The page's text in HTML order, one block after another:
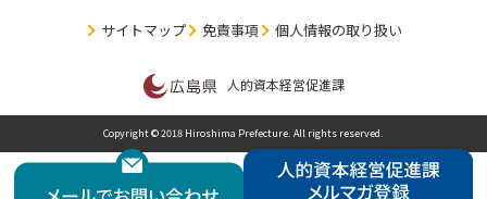
サイトマップ 免責事項 個人情報の取り扱い
人的資本経営促進課
Copyright © 2018 Hiroshima Prefecture. All rights reserved.